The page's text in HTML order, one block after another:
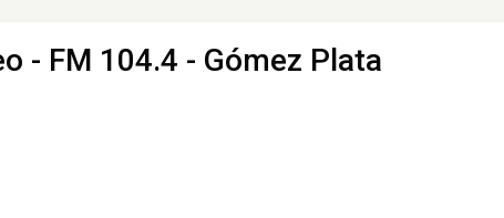
- FM 104.4 - Gómez Plata